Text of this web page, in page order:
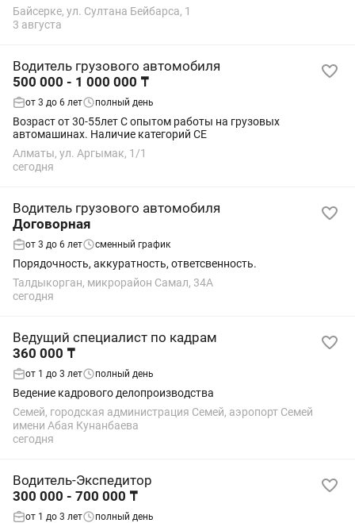
все виды строительно-дорожной, коммунальной,
сельскохозяйственной, горной и др. техники),...
Байсерке, ул. Султана Бейбарса, 1
3 августа
Водитель грузового автомобиля
500 000 - 1 000 000 ₸
от 3 до 6 лет полный день
Возраст от 30-55лет С опытом работы на грузовых
автомашинах. Наличие категорий СЕ
Алматы, ул. Аргымак, 1/1
сегодня
Водитель грузового автомобиля
Договорная
от 3 до 6 лет сменный график
Порядочность, аккуратность, ответсвенность.
Талдыкорган, микрорайон Самал, 34А
сегодня
Ведущий специалист по кадрам
360 000 ₸
от 1 до 3 лет полный день
Ведение кадрового делопроизводства
Семей, городская администрация Семей, аэропорт Семей
имени Абая Кунанбаева
сегодня
Водитель-Экспедитор
300 000 - 700 000 ₸
от 1 до 3 лет полный день